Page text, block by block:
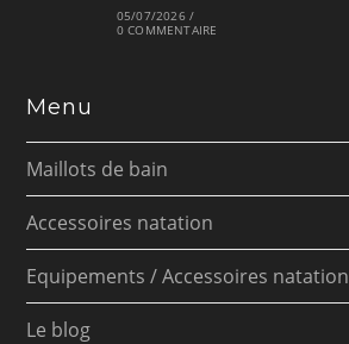
05/07/2026 /
0 COMMENTAIRE
Menu
Maillots de bain
Accessoires natation
Equipements / Accessoires natation
Le blog